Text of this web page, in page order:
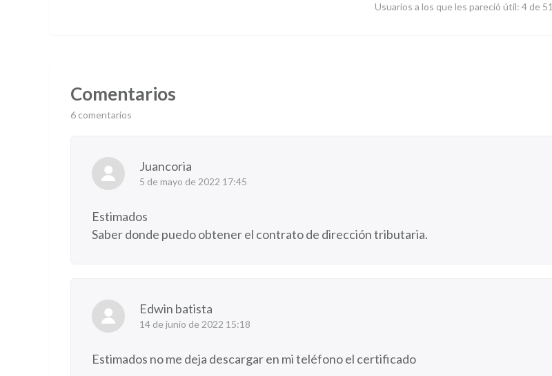
Usuarios a los que les pareció útil: 4 de 51
Comentarios
6 comentarios
Juancoria
5 de mayo de 2022 17:45
Estimados
Saber donde puedo obtener el contrato de dirección tributaria.
Edwin batista
14 de junio de 2022 15:18
Estimados no me deja descargar en mi teléfono el certificado